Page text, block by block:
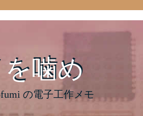
噛め
噛め
の電子工作メモ